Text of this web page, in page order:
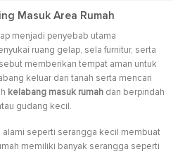
Masuk Area Rumah
menjadi penyebab utama
ruang gelap, sela furnitur, serta
memberikan tempat aman untuk
keluar dari tanah serta mencari
kelabang masuk rumah dan berpindah
gudang kecil.
alami seperti serangga kecil membuat
memiliki banyak serangga seperti